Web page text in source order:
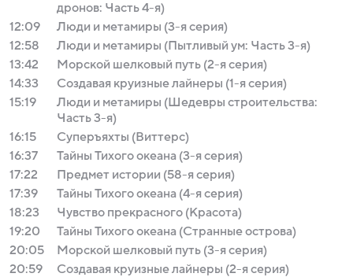
дронов: Часть 4-я)
12:09
Люди и метамиры (3-я серия)
12:58
Люди и метамиры (Пытливый ум: Часть 3-я)
13:42
Морской шелковый путь (2-я серия)
14:33
Создавая круизные лайнеры (1-я серия)
15:19
Люди и метамиры (Шедевры строительства:
Часть 3-я)
16:15
Суперъяхты (Виттерс)
16:37
Тайны Тихого океана (3-я серия)
17:22
Предмет истории (58-я серия)
17:39
Тайны Тихого океана (4-я серия)
18:23
Чувство прекрасного (Красота)
19:20
Тайны Тихого океана (Странные острова)
20:05
Морской шелковый путь (3-я серия)
20:59
Создавая круизные лайнеры (2-я серия)